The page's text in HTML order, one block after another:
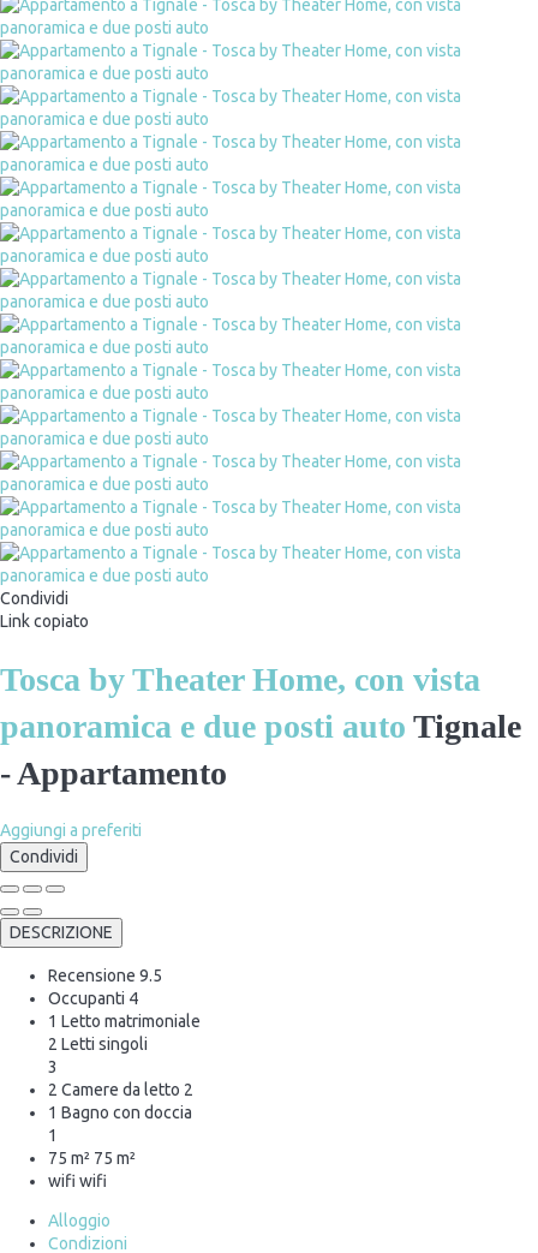
Condividi
Link copiato
Tosca by Theater Home, con vista
panoramica e due posti auto Tignale
-Appartamento
Aggiungi a preferiti
Condividi
DESCRIZIONE
Recensione 9.5
Occupanti 4
1 Letto matrimoniale
2 Letti singoli
3
2 Camere da letto 2
1 Bagno con doccia
1
75 m² 75 m²
wifi wifi
Alloggio
Condizioni